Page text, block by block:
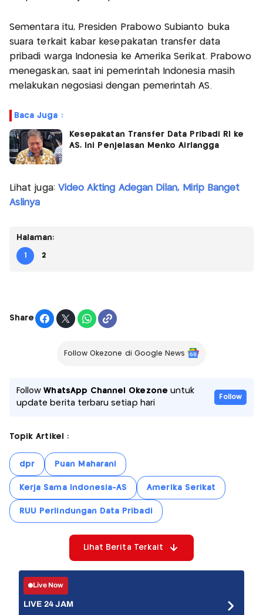
Sementara itu, Presiden Prabowo Subianto buka
suara terkait kabar kesepakatan transfer data
pribadi warga Indonesia ke Amerika Serikat. Prabowo
menegaskan, saat ini pemerintah Indonesia masih
melakukan negosiasi dengan pemerintah AS.
Baca Juga :
Kesepakatan Transfer Data Pribadi RI ke
AS, Ini Penjelasan Menko Airlangga
Lihat juga: Video Akting Adegan Dilan, Mirip Banget
Aslinya
Halaman:
1 2
Share
Follow Okezone di Google News
FollowWhatsApp Channel Okezone untuk
update berita terbaru setiap hari
Follow
Topik Artikel :
dpr Puan Maharani
Kerja Sama Indonesia-AS Amerika Serikat
RUU Perlindungan Data Pribadi
Lihat Berita Terkait
Live Now
LIVE 24 JAM